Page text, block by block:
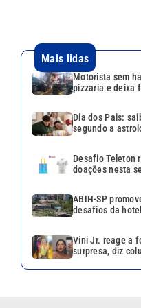
Mais lidas
Motorista sem
pizzaria e deixa
Dia dos Pais:
segundo a
Desafio Teleton
doações nesta
ABIH-SP
desafios da
Vini Jr. reage a
surpresa, diz